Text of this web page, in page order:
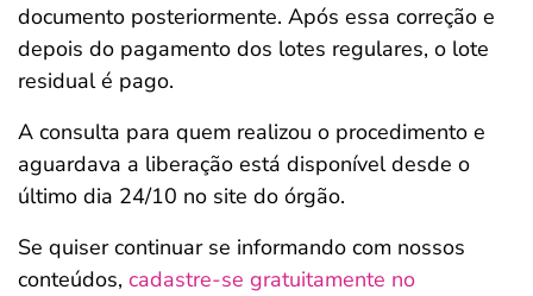
documento posteriormente. Após essa correção e
depois do pagamento dos lotes regulares, o lote
residual é pago.
A consulta para quem realizou o procedimento e
aguardava a liberação está disponível desde o
último dia 24/10 no site do órgão.
Se quiser continuar se informando com nossos
conteúdos, cadastre-se gratuitamente no